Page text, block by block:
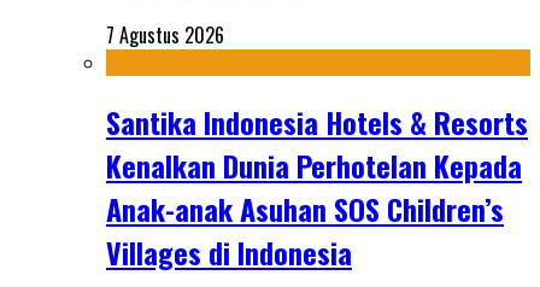
7 Agustus 2026
Santika Indonesia Hotels & Resorts
Kenalkan Dunia Perhotelan Kepada
Anak-anak Asuhan SOS Children’s
Villages di Indonesia